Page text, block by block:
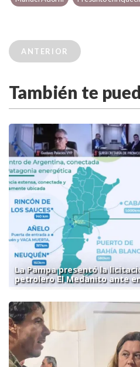
ANTERIOR
También te
La Pampa presentó la
petrolero El Medanito ante